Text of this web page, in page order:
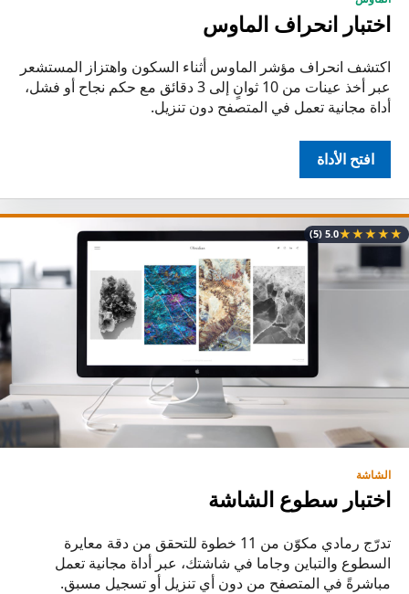
اختبار انحراف الماوس
اكتشف انحراف مؤشر الماوس أثناء السكون واهتزاز المستشعر
عبر أخذ عينات من 10 ثوانٍ إلى 3 دقائق مع حكم نجاح أو فشل،
أداة مجانية تعمل في المتصفح دون تنزيل.
افتح الأداة
★
★
★
★
★
5.0
(5)
الشاشة
اختبار سطوع الشاشة
تدرّج رمادي مكوّن من 11 خطوة للتحقق من دقة معايرة
السطوع والتباين وجاما في شاشتك، عبر أداة مجانية تعمل
مباشرةً في المتصفح من دون أي تنزيل أو تسجيل مسبق.